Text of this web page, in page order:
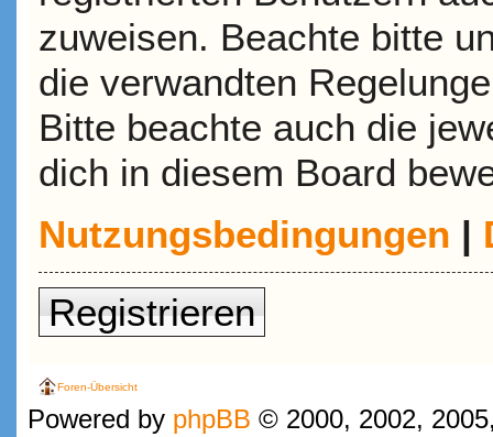
zuweisen. Beachte bitte
die verwandten
Bitte beachte auch die
dich in diesem Board
Nutzungsbedingungen |
Registrieren
Foren-Übersicht
Powered by phpBB © 2000, 2002,